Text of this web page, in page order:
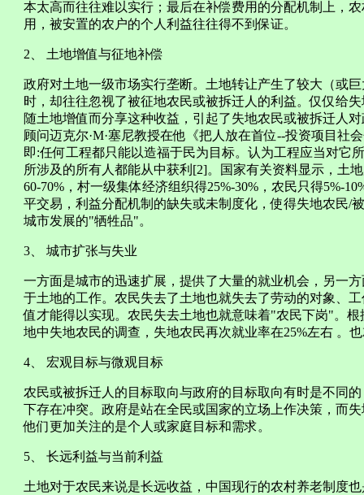
本太高而往往难以实行；最后在补偿费用的分配机制上，
用，被安置的农户的个人利益往往得不到保证。
2、 土地增值与征地补偿
政府对土地一级市场实行垄断。土地转让产生了较大（或
时，却往往忽视了被征地农民或被拆迁人的利益。仅仅给
随土地增值而分享这种收益，引起了失地农民或被拆迁人
顾问迈克尔·M·塞尼教授在他《把人放在首位--投资项目社
即:任何工程都只能以造福于民为目标。认为工程应当对它
所涉及的所有人都能从中获利[2]。国家有关资料显示，土
60-70%，村一级集体经济组织得25%-30%，农民只得5%-
平交易，利益分配机制的缺失或未制度化，使得失地农民/
城市发展的"牺牲品"。
3、 城市扩张与失业
一方面是城市的迅速扩展，提供了大量的就业机会，另一
于土地的工作。农民失去了土地也就失去了劳动的对象、
值才能得以实现。农民失去土地也就意味着"农民下岗"。
地中失地农民的调查，失地农民再次就业率在25%左右 。
4、 宏观目标与微观目标
农民或被拆迁人的目标取向与政府的目标取向有时是不同
下存在冲突。政府是站在全民或国家的立场上作决策，而
他们更加关注的是个人或家庭目标和需求。
5、 长远利益与当前利益
土地对于农民来说是长远收益，中国现行的农村养老制度